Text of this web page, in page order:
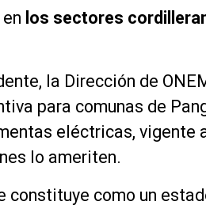
los sectores
la Dirección de
para comunas de
eléctricas, vigente
lo ameriten.
constituye como un